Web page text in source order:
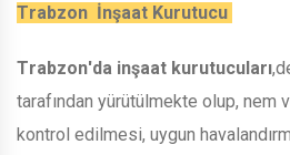
Trabzon İnşaat Kurutucu
Trabzon'da inşaat kurutucuları
tarafından yürütülmekte olup, nem
kontrol edilmesi, uygun